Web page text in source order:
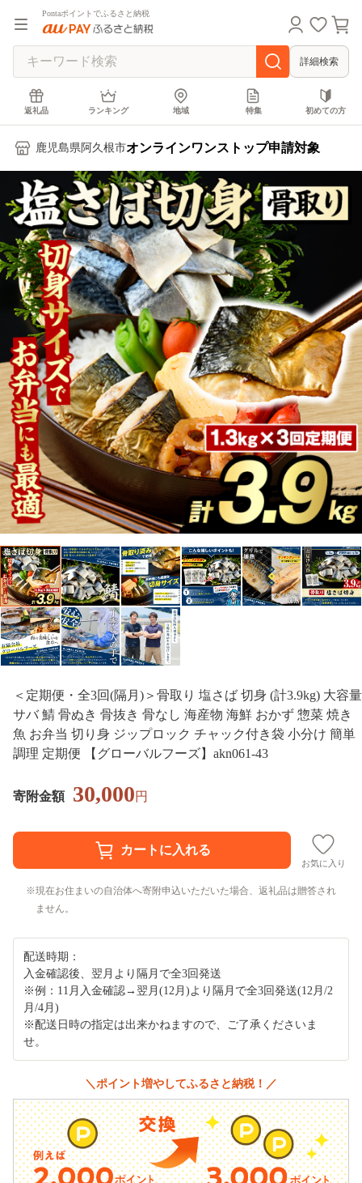
Pontaポイントでふるさと納税
詳細検索
返礼品 ランキング 地域 特集 初めての方
鹿児島県阿久根市オンラインワンストップ申請対象
＜定期便・全3回(隔月)＞骨取り 塩さば 切身 (計3.9kg) 大容量
サバ 鯖 骨ぬき 骨抜き 骨なし 海産物 海鮮 おかず 惣菜 焼き
魚 お弁当 切り身 ジップロック チャック付き袋 小分け 簡単
調理 定期便 【グローバルフーズ】akn061-43
寄附金額 30,000円
お気に入り
現在お住まいの自治体へ寄附申込いただいた場合、返礼品は贈答され
ません。
配送時期：
入金確認後、翌月より隔月で全3回発送
※例：11月入金確認→翌月(12月)より隔月で全3回発送(12月/2
月/4月)
※配送日時の指定は出来かねますので、ご了承くださいま
せ。
＼ポイント増やしてふるさと納税！／